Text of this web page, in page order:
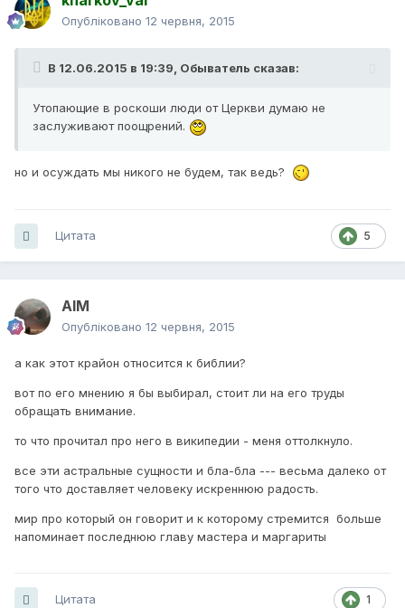
Опубліковано 12 червня, 2015
В 12.06.2015 в 19:39, Обыватель сказав:
Утопающие в роскоши люди от Церкви думаю не
заслуживают поощрений.
но и осуждать мы никого не будем, так ведь?
5
Цитата
AIM
Опубліковано 12 червня, 2015
а как этот крайон относится к библии?
вот по его мнению я бы выбирал, стоит ли на его труды
обращать внимание.
то что прочитал про него в википедии - меня оттолкнуло.
все эти астральные сущности и бла-бла --- весьма далеко от
того что доставляет человеку искреннюю радость.
мир про который он говорит и к которому стремится больше
напоминает последнюю главу мастера и маргариты
1
Цитата